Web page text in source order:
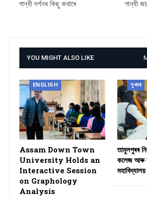
গান্ধী দৰ্শনৰ কিছু কথাৰে
গান্ধী
YOU MIGHT ALSO LIKE
ENGLISH
Assam Down Town
University Holds an
Interactive Session
on Graphology
Analysis
সুখবৰ
তামুলপুৰৰ
কলেজ আৰু